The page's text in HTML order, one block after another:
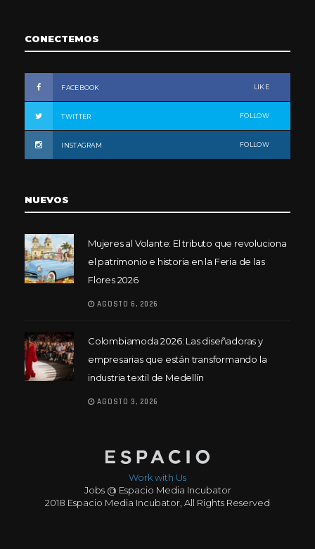
CONECTEMOS
FACEBOOK LIKE
TWITTER FOLLOW
INSTAGRAM FOLLOW
NUEVOS
Mujeres al Volante: El tributo que revoluciona
el patrimonio e historia en la Feria de las
Flores 2026
AGOSTO 6, 2026
Colombiamoda 2026: Las diseñadoras y
empresarias que están transformando la
industria textil de Medellín
AGOSTO 3, 2026
Work with Us
Jobs @ Espacio Media Incubator
2018 Espacio Media Incubator, All Rights Reserved